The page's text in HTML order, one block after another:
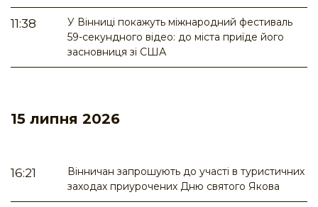
11:38
У Вінниці покажуть міжнародний фестиваль
59-секундного відео: до міста приїде його
засновниця зі США
15 липня 2026
16:21
Вінничан запрошують до участі в туристичних
заходах приурочених Дню святого Якова